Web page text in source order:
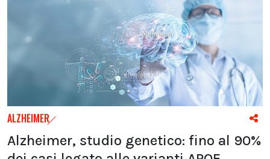
ALZHEIMER
Alzheimer, studio genetico: fino al 90%